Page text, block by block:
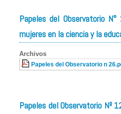
Papeles del Observatorio
mujeres en la ciencia y la
Archivos
Papeles del Observatorio n
Papeles del Observatorio Nº